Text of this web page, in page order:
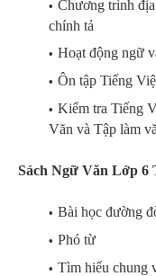
Chương trình
chính tả
Hoạt động ngữ
Ôn tập Tiếng
Kiểm tra Tiếng
Văn và Tập làm
Sách Ngữ Văn Lớp 6
Bài học đường
Phó từ
Tìm hiểu chung